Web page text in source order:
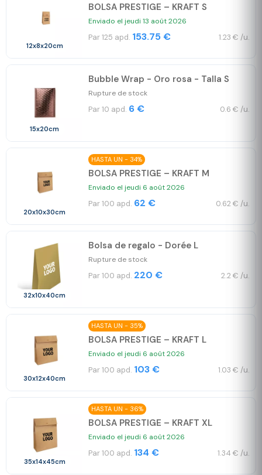
12x8x20cm
BOLSA PRESTIGE – KRAFT S
Enviado el jeudi 13 août 2026
Par 125 apd. 153.75 € 1.23 € /u.
15x20cm
Bubble Wrap - Oro rosa - Talla S
Rupture de stock
Par 10 apd. 6 € 0.6 € /u.
20x10x30cm
HASTA UN - 34%
BOLSA PRESTIGE – KRAFT M
Enviado el jeudi 6 août 2026
Par 100 apd. 62 € 0.62 € /u.
32x10x40cm
Bolsa de regalo - Dorée L
Rupture de stock
Par 100 apd. 220 € 2.2 € /u.
30x12x40cm
HASTA UN - 35%
BOLSA PRESTIGE – KRAFT L
Enviado el jeudi 6 août 2026
Par 100 apd. 103 € 1.03 € /u.
35x14x45cm
HASTA UN - 36%
BOLSA PRESTIGE – KRAFT XL
Enviado el jeudi 6 août 2026
Par 100 apd. 134 € 1.34 € /u.